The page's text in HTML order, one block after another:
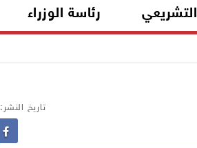
التشريعي رئاسة الوزراء
تاريخ النشر: 26/12/2023 02:41 م